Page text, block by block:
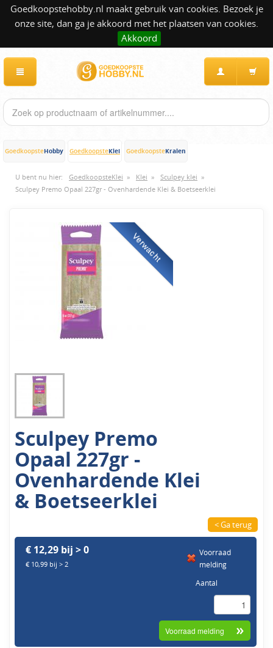
Goedkoopstehobby.nl maakt gebruik van cookies. Bezoek je
onze site, dan ga je akkoord met het plaatsen van cookies.
Akkoord
GoedkoopsteHobby GoedkoopsteKlei GoedkoopsteKralen
U bent nu hier: GoedkoopsteKlei » Klei » Sculpey klei »
Sculpey Premo Opaal 227gr - Ovenhardende Klei & Boetseerklei
Verwacht
Sculpey Premo
Opaal 227gr -
Ovenhardende Klei
& Boetseerklei
< Ga terug
€ 12,29 bij > 0
€ 10,99 bij > 2
Voorraad
melding
Aantal